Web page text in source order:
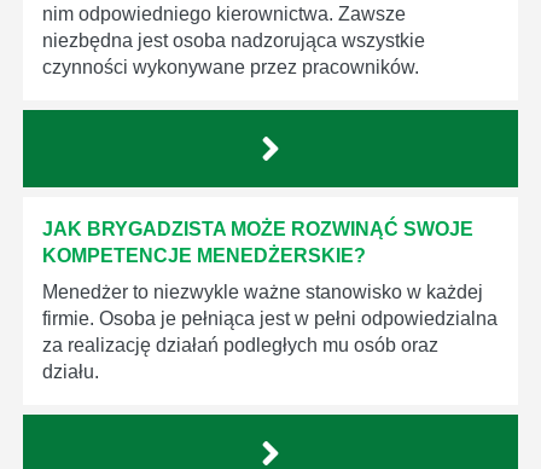
nim odpowiedniego kierownictwa. Zawsze
niezbędna jest osoba nadzorująca wszystkie
czynności wykonywane przez pracowników.
JAK BRYGADZISTA MOŻE ROZWINĄĆ SWOJE
KOMPETENCJE MENEDŻERSKIE?
Menedżer to niezwykle ważne stanowisko w każdej
firmie. Osoba je pełniąca jest w pełni odpowiedzialna
za realizację działań podległych mu osób oraz
działu.